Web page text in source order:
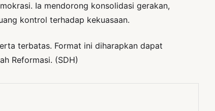
Ia mendorong konsolidasi gerakan,
kontrol terhadap kekuasaan.
terbatas. Format ini diharapkan dapat
Reformasi. (SDH)